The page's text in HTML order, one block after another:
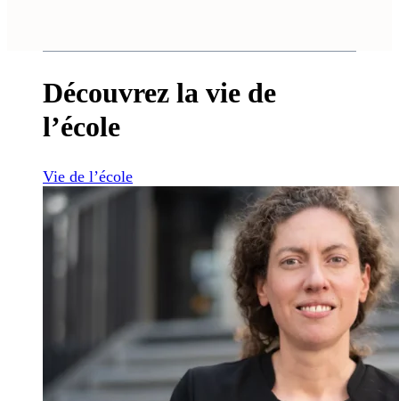
Découvrez la vie de
l’école
Vie de l’école